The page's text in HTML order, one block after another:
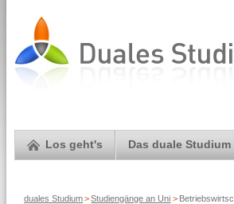
Los geht's Das duale Studium
duales Studium> Studiengänge an Uni >